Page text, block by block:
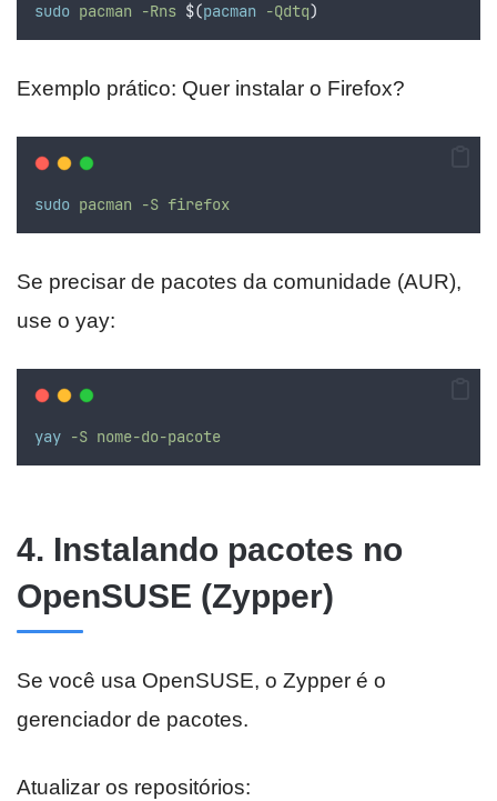
sudo pacman -Rns $(pacman -Qdtq)
Exemplo prático: Quer instalar o Firefox?
sudo pacman -S firefox
Se precisar de pacotes da comunidade (AUR),
use o yay:
yay -S nome-do-pacote
4. Instalando pacotes no
OpenSUSE (Zypper)
Se você usa OpenSUSE, o Zypper é o
gerenciador de pacotes.
Atualizar os repositórios: